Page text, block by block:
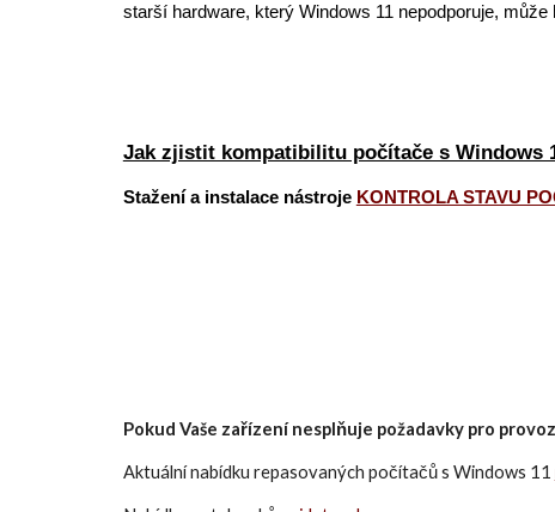
starší hardware, který Windows 11 nepodporuje,
Jak zjistit kompatibilitu počítače s Windows
Stažení a instalace nástroje KONTROLA STAVU
Pokud Vaše zařízení nesplňuje požadavky pro
Aktuální nabídku repasovaných počítačů s Windows 11